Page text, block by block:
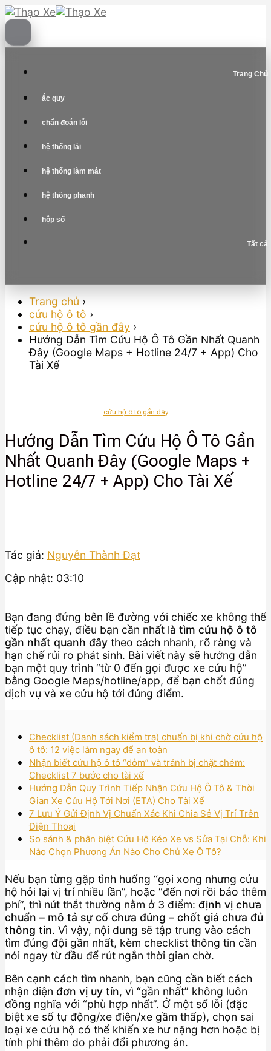
Skip
to
content
Trang Chủ
ắc quy
chẩn đoán lỗi
hệ thống lái
hệ thống làm mát
hệ thống phanh
hộp số
Tất cả
Trang chủ ›
cứu hộ ô tô ›
cứu hộ ô tô gần đây ›
Hướng Dẫn Tìm Cứu Hộ Ô Tô Gần Nhất Quanh
Đây (Google Maps + Hotline 24/7 + App) Cho
Tài Xế
cứu hộ ô tô gần đây
Hướng Dẫn Tìm Cứu Hộ Ô Tô Gần
Nhất Quanh Đây (Google Maps +
Hotline 24/7 + App) Cho Tài Xế
Tác giả: Nguyễn Thành Đạt
Cập nhật: 03:10
Bạn đang đứng bên lề đường với chiếc xe không thể
tiếp tục chạy, điều bạn cần nhất là tìm cứu hộ ô tô
gần nhất quanh đây theo cách nhanh, rõ ràng và
hạn chế rủi ro phát sinh. Bài viết này sẽ hướng dẫn
bạn một quy trình “từ 0 đến gọi được xe cứu hộ”
bằng Google Maps/hotline/app, để bạn chốt đúng
dịch vụ và xe cứu hộ tới đúng điểm.
Checklist (Danh sách kiểm tra) chuẩn bị khi chờ cứu hộ
ô tô: 12 việc làm ngay để an toàn
Nhận biết cứu hộ ô tô “dỏm” và tránh bị chặt chém:
Checklist 7 bước cho tài xế
Hướng Dẫn Quy Trình Tiếp Nhận Cứu Hộ Ô Tô & Thời
Gian Xe Cứu Hộ Tới Nơi (ETA) Cho Tài Xế
7 Lưu Ý Gửi Định Vị Chuẩn Xác Khi Chia Sẻ Vị Trí Trên
Điện Thoại
So sánh & phân biệt Cứu Hộ Kéo Xe vs Sửa Tại Chỗ: Khi
Nào Chọn Phương Án Nào Cho Chủ Xe Ô Tô?
Nếu bạn từng gặp tình huống “gọi xong nhưng cứu
hộ hỏi lại vị trí nhiều lần”, hoặc “đến nơi rồi báo thêm
phí”, thì nút thắt thường nằm ở 3 điểm: định vị chưa
chuẩn – mô tả sự cố chưa đúng – chốt giá chưa đủ
thông tin. Vì vậy, nội dung sẽ tập trung vào cách
tìm đúng đội gần nhất, kèm checklist thông tin cần
nói ngay từ đầu để rút ngắn thời gian chờ.
Bên cạnh cách tìm nhanh, bạn cũng cần biết cách
nhận diện đơn vị uy tín, vì “gần nhất” không luôn
đồng nghĩa với “phù hợp nhất”. Ở một số lỗi (đặc
biệt xe số tự động/xe điện/xe gầm thấp), chọn sai
loại xe cứu hộ có thể khiến xe hư nặng hơn hoặc bị
tính phí thêm do phải đổi phương án.